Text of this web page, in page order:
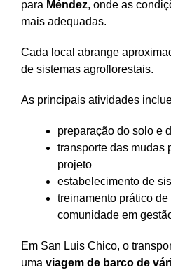
para Méndez, onde as
mais adequadas.
Cada local abrange
de sistemas agroflorestais.
As principais atividades
preparação do solo e
transporte das mudas
projeto
estabelecimento de
treinamento prático de
comunidade em
Em San Luis Chico, o
uma viagem de barco de